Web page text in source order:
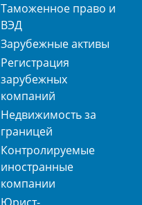
Таможенное право и
ВЭД
Зарубежные активы
Регистрация
зарубежных
компаний
Недвижимость за
границей
Контролируемые
иностранные
компании